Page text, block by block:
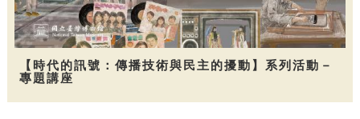
【時代的訊號：傳播技術與民主的擾動】系列活動－
專題講座